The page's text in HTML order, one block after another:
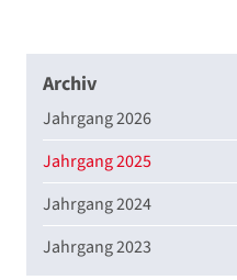
Archiv
Jahrgang 2026
Jahrgang 2025
Jahrgang 2024
Jahrgang 2023